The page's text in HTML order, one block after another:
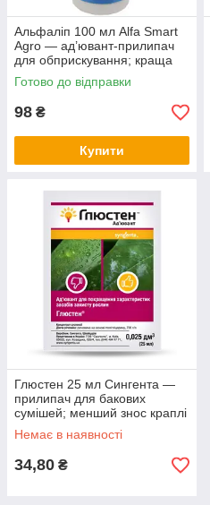
Альфаліп 100 мл Alfa Smart
Agro — ад’ювант-прилипач
для обприскування; краща
змочуваність і утримання
препарату після дощу
Готово до відправки
98 ₴
Купити
Глюстен 25 мл Сингента —
прилипач для бакових
сумішей; менший знос краплі
й «плями» покриття,
рівномірна плівка,
Немає в наявності
34,80 ₴